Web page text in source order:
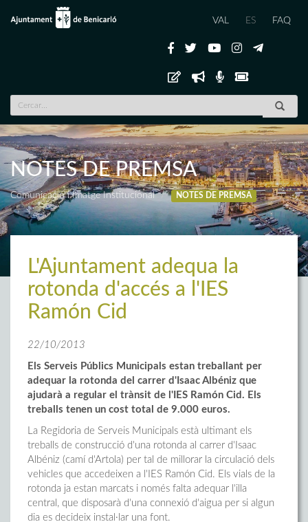
VAL ES FAQ
NOTES DE PREMSA
Comunicació i Imatge Institucional NOTES DE PREMSA
L'Ajuntament adequa la
rotonda d'accés a l'IES
Ramón Cid
22/10/2013
Els Serveis Públics Municipals estan treballant per
adequar la rotonda del carrer d'Isaac Albéniz que
ajudarà a regular el trànsit de l'IES Ramón Cid. Els
treballs tenen un cost total de 9.000 euros.
La Regidoria de Serveis Municipals està ultimant els
treballs de construcció d'una rotonda al carrer d'Isaac
Albéniz (camí d'Artola) per tal de millorar la circulació dels
vehicles que accedeixen a l'IES Ramón Cid. Els vials de la
rotonda ja estan marcats i només falta adequar l'illa
central, que disposarà d'una connexió d'aigua per si algun
dia es decideix instal·lar una font.